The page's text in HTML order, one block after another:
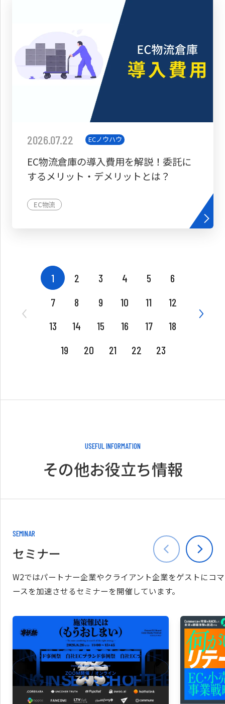
2026.07.22 ECノウハウ
EC物流倉庫の導入費用を解説！委託に
するメリット・デメリットとは？
EC物流
1 2 3 4 5
6
7
8 9 10 11
12
13
14 15 16 17
18
19
20 21 22 23
USEFUL INFORMATION
その他お役立ち情報
SEMINAR
セミナー
W2ではパートナー企業やクライアント企業をゲストにコマ
ースを加速させるセミナーを開催しています。